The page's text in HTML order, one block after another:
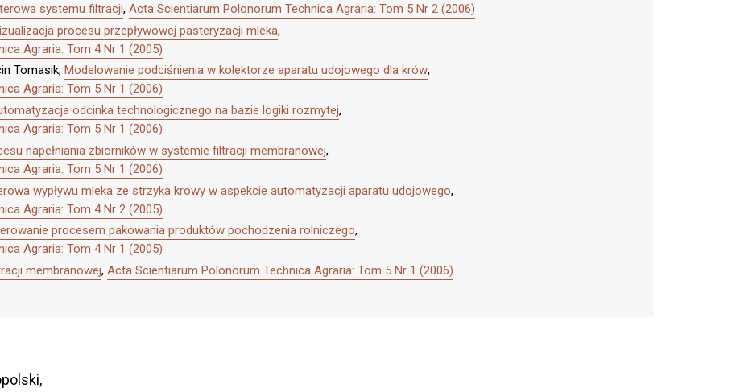
systemu filtracji, Acta Scientiarum Polonorum Technica Agraria: Tom 5 Nr 2 (2006)
procesu przepływowej pasteryzacji mleka,
Agraria: Tom 4 Nr 1 (2005)
Tomasik, Modelowanie podciśnienia w kolektorze aparatu udojowego dla krów,
Agraria: Tom 5 Nr 1 (2006)
odcinka technologicznego na bazie logiki rozmytej,
Agraria: Tom 5 Nr 1 (2006)
napełniania zbiorników w systemie filtracji membranowej,
Agraria: Tom 5 Nr 1 (2006)
wypływu mleka ze strzyka krowy w aspekcie automatyzacji aparatu udojowego,
Agraria: Tom 4 Nr 2 (2005)
procesem pakowania produktów pochodzenia rolniczego,
Agraria: Tom 4 Nr 1 (2005)
membranowej, Acta Scientiarum Polonorum Technica Agraria: Tom 5 Nr 1 (2006)